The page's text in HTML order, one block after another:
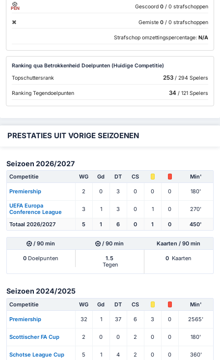
PEN Gescoord 0 / 0 strafschoppen
Gemiste 0 / 0 strafschoppen
Strafschop omzettingspercentage: N/A
Ranking qua Betrokkenheid Doelpunten (Huidige Competitie)
Topschuttersrank
253/ 294 Spelers
Ranking Tegendoelpunten 34/ 121 Spelers
PRESTATIES UIT VORIGE SEIZOENEN
Seizoen 2026/2027
Competitie WG Gd DT CS Min'
Premiership 2 0 3 0 0 0 180'
UEFA Europa
Conference League
3 1 3 0 1 0 270'
Totaal 2026/2027 5 1 6 0 1 0 450'
/ 90 min / 90 min Kaarten / 90 min
0 Doelpunten
1.5
Tegen
0 Kaarten
Seizoen 2024/2025
Competitie WG Gd DT CS Min'
Premiership 32 1 37 6 3 0 2565'
Scottischer FA Cup 2 0 0 2 0 0 180'
Schotse League Cup 5 1 4 2 0 0 360'